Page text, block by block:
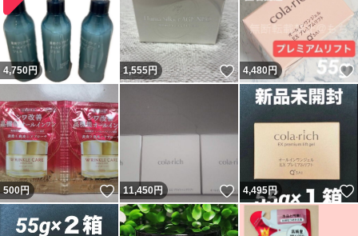
4,750円 1,555円 いいね！
4,480円
500円 いいね！
11,450円 いいね！
4,495円